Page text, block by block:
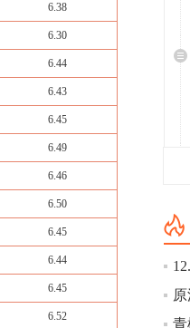
6.38
6.30
6.44
6.43
6.45
6.49
6.46
6.50
6.45
6.44
6.45
6.52